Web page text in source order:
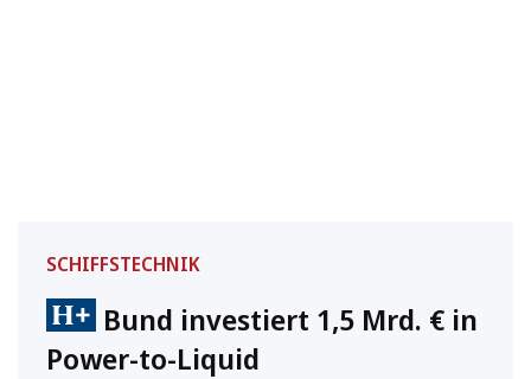
SCHIFFSTECHNIK
Bund investiert 1,5 Mrd. € in
Power-to-Liquid